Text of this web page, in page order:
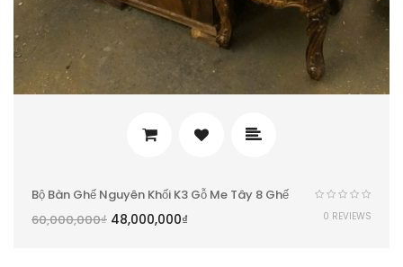
Bộ Bàn Ghế Nguyên Khối K3 Gỗ Me Tây 8 Ghế
60,000,000₫ 48,000,000₫ 0 REVIEWS